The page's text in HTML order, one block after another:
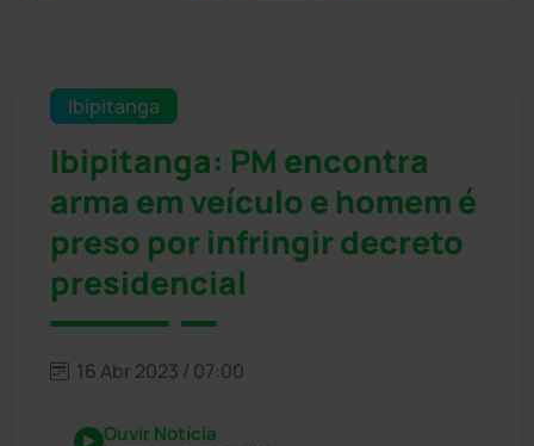
Ibipitanga
Ibipitanga: PM encontra
arma em veículo e homem é
preso por infringir decreto
presidencial
16 Abr 2023 / 07:00
Ouvir Notícia